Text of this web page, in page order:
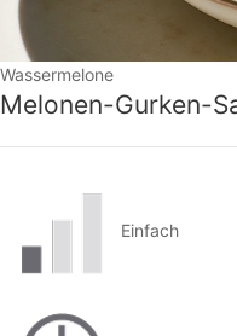
Wassermelone
Melonen-Gurken-
Einfach